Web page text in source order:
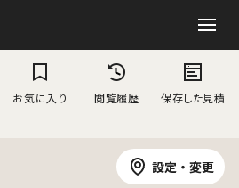
お気に入り 閲覧履歴 保存した見積
設定・変更